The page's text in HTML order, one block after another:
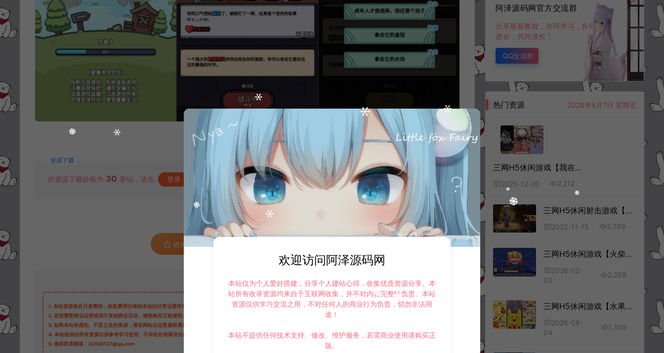
资源下载
此资源下载价格为 30 星钻，请先 登录
收藏 (1)
©版权免责声明
1. 本站资源售价只是赞助，收取费用仅维持本站的日常运营所需。
2. 若您需要商业运营或用于其他商业活动，请您购买正版授权并合法使用。
3. 如果本站有侵犯、不妥之处的资源，请在网站右边客服联系我们。将会第一时间解决！
4. 本站提供的所有资源仅供参考学习使用，不存在任何商业目的与商业用途，请大家不要用于商用！
5. 侵权联系邮箱：32838727@qq.com
阿泽源码网官方交流群
分享最新教程，共同学习，共同
进步，共同成长！
QQ交流群
热门资源 2026年8月7日 星期五
三网H5休闲游戏【我在后宫当娘娘H5】12月最新整理Linux手工服务端+Win一键服务端+解压即玩+简易安卓客户端+详细搭建教程
2025-12-20 2,212
三网H5休闲射击游戏【全民吃鸡H5】11月最新整理Linux手工服务端+Win一键服务端+逆向前端源码+解压即玩+简易安卓客户端+详细搭建教程
2025-11-15 2,799
三网H5休闲游戏【火柴人神射手H5】2月最新整理Linux手工服务端+Win一键服务端+逆向前端源码+解压即玩+简易安卓客户端+详细搭建教程
2026-02-
03
2,259
三网H5休闲游戏【水果欢乐大挑战H5】8月最新整理Linux手工服务端+Win一键服务端+解压即玩+简易安卓客户端+详细搭建教程
2026-08-
04
1,309
欢迎访问阿泽源码网
本站仅为个人爱好搭建，分享个人建站心得，收集优质资源分享。本
站所有收录资源均来自于互联网收集，并不对内容完整性负责。本站
资源仅供学习交流之用，不对任何人的商业行为负责，切勿非法用
途！
本站不提供任何技术支持、修改、维护服务，若需商业使用请购买正
版。